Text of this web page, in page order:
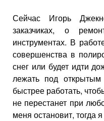
Сейчас Игорь
заказчиках, о
инструментах. В
совершенства в
снег или будет идти
лежать под
быстрее работать,
не перестанет при
меня остановит, тогда